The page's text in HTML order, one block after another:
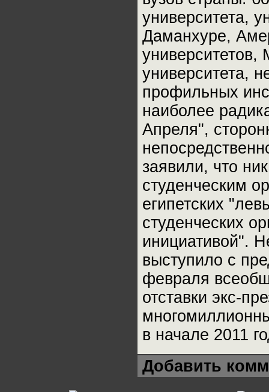
университета,
Даманхуре,
университетов,
университета,
профильных
наиболее
Апреля",
заявили, что
студенческим
египетских
студенческих
инициативой".
выступило с
февраля
отставки экс-
в начале 2011
Добавить